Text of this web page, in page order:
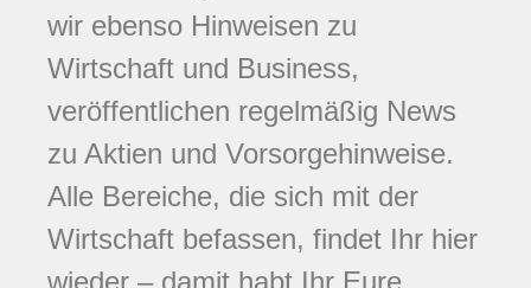
wir ebenso Hinweisen zu
Wirtschaft und Business,
veröffentlichen regelmäßig News
zu Aktien und Vorsorgehinweise.
Alle Bereiche, die sich mit der
Wirtschaft befassen, findet Ihr hier
wieder – damit habt Ihr Eure